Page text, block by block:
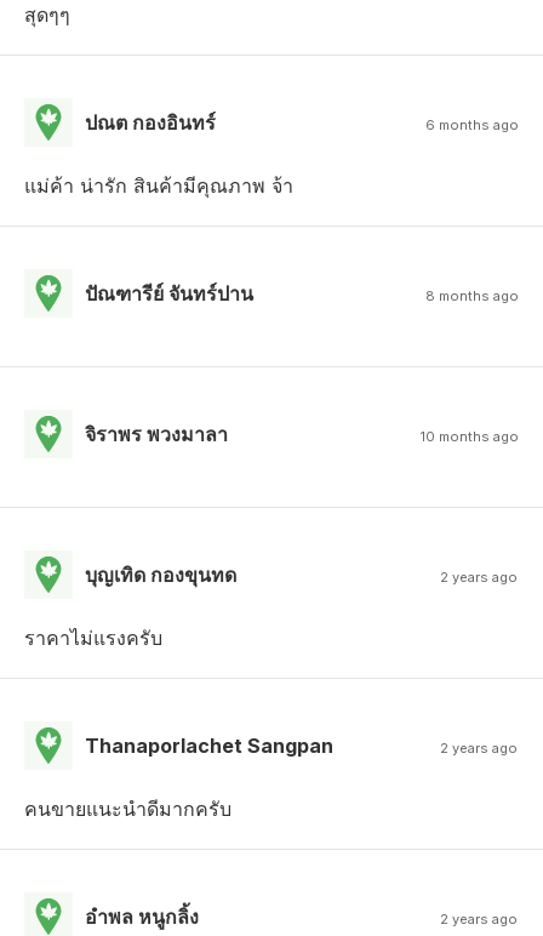
สุดๆๆ
ปณต กองอินทร์ 6 months ago
แม่ค้า น่ารัก สินค้ามีคุณภาพ จ้า
ปัณฑารีย์ จันทร์ปาน 8 months ago
จิราพร พวงมาลา 10 months ago
บุญเทิด กองขุนทด 2 years ago
ราคาไม่แรงครับ
Thanaporlachet Sangpan 2 years ago
คนขายแนะนำดีมากครับ
อําพล หนูกลิ้ง 2 years ago